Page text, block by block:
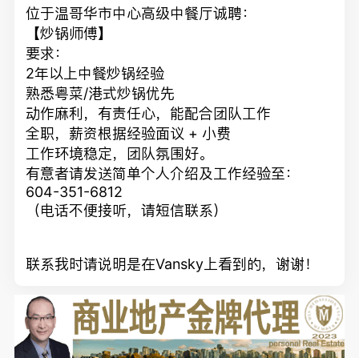
位于温哥华市中心高级中餐厅诚聘：
【炒锅师傅】
要求：
2年以上中餐炒锅经验
熟悉粤菜/港式炒锅优先
动作麻利，有责任心，能配合团队工作
全职，薪资根据经验面议 + 小费
工作环境稳定，团队氛围好。
有意者请发送简单个人介绍及工作经验至：
604-351-6812
（电话不便接听，请短信联系）
联系我时请说明是在Vansky上看到的，谢谢！